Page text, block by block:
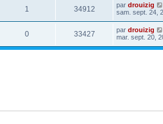
1 34912 par drouizig
sam. sept. 24,
0 33427 par drouizig
mar. sept. 20,